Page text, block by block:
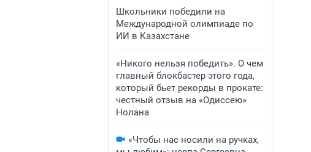
Школьники победили на
Международной олимпиаде по
ИИ в Казахстане
«Никого нельзя победить». О чем
главный блокбастер этого года,
который бьет рекорды в прокате:
честный отзыв на «Одиссею»
Нолана
«Чтобы нас носили на ручках,